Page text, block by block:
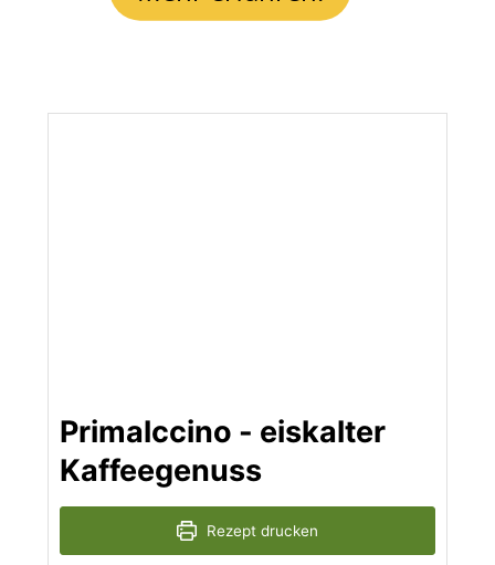
Primalccino - eiskalter
Kaffeegenuss
Rezept drucken